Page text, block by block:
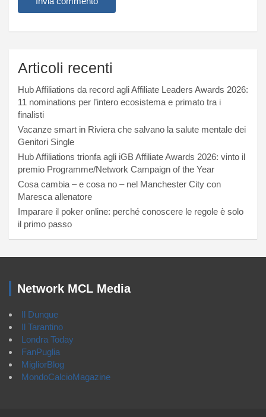
Articoli recenti
Hub Affiliations da record agli Affiliate Leaders Awards 2026:
11 nominations per l’intero ecosistema e primato tra i
finalisti
Vacanze smart in Riviera che salvano la salute mentale dei
Genitori Single
Hub Affiliations trionfa agli iGB Affiliate Awards 2026: vinto il
premio Programme/Network Campaign of the Year
Cosa cambia – e cosa no – nel Manchester City con
Maresca allenatore
Imparare il poker online: perché conoscere le regole è solo
il primo passo
Network MCL Media
Il Dunque
Il Tarantino
Londra Today
FanPuglia
MigliorBlog
MondoCalcioMagazine